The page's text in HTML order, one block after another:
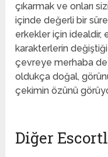
çıkarmak ve onları
içinde değerli bir
erkekler için idealdir,
karakterlerin
çevreye merhaba
oldukça doğal,
çekimin özünü
Diğer